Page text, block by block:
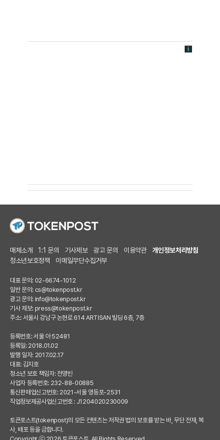
매체소개 1:1 문의 기사제보 광고 문의 이용약관
개인정보처리방침
청소년보호정책
이메일무단수집거부
대표 문의: 02-6674-1012
일반 문의: cs@tokenpost.kr
광고 문의: info@tokenpost.kr
기사 제보: press@tokenpost.kr
주소: 서울시 강남구 논현로 614 ARTISAN 빌딩 6층, 7층
등록번호: 서울 아 52481
등록일: 2018.01.02
발행 일자: 2017.02.17
대표: 김지호
청소년 보호 책임자: 전영빈
사업자 등록번호: 232-88-00885
통신판매업신고번호: 2021-서울 영등포-2531
직업정보제공사업신고번호 : J1204020230009
토큰포스트(tokenpost)의 모든 컨텐츠는 저작권 법의 보호를 받는 바, 무단 전재, 복
사, 배포 등을 금합니다.